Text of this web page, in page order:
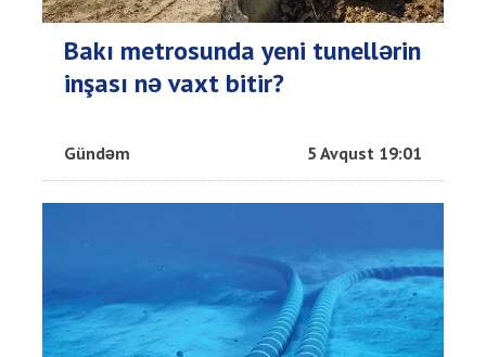
Bakı metrosunda yeni tunellərin
inşası nə vaxt bitir?
Gündəm 5 Avqust 19:01